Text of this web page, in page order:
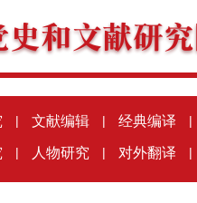
| 文献编辑 | 经典编译 |
| 人物研究 | 对外翻译 |